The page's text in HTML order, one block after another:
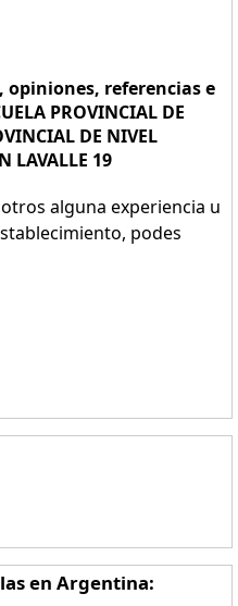
opiniones, referencias e
PROVINCIAL DE
DE NIVEL
LAVALLE 19
alguna experiencia u
podes
en Argentina: